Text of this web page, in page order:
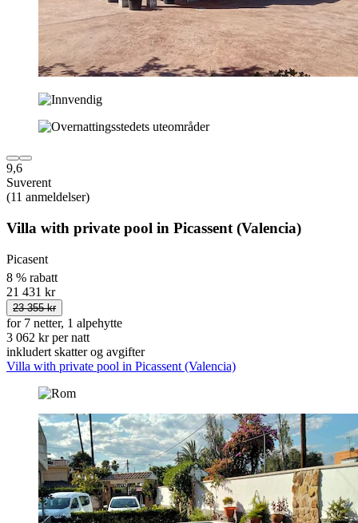
9,6
Suverent
(11 anmeldelser)
Villa with private pool in Picassent (Valencia)
Picasent
8 % rabatt
21 431 kr
23 355 kr
for 7 netter, 1 alpehytte
3 062 kr per natt
inkludert skatter og avgifter
Villa with private pool in Picassent (Valencia)